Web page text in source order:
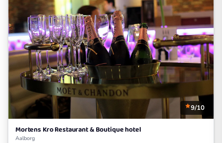
9/10
Mortens Kro Restaurant & Boutique hotel
Aalborg